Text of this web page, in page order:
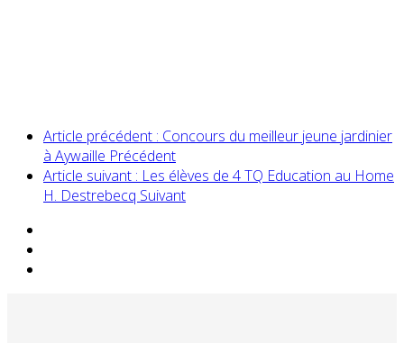
Article précédent : Concours du meilleur jeune jardinier
à Aywaille Précédent
Article suivant : Les élèves de 4 TQ Education au Home
H. Destrebecq Suivant